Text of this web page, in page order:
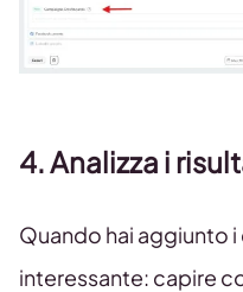
4. Analizza i
Quando hai aggiunto
interessante: capire